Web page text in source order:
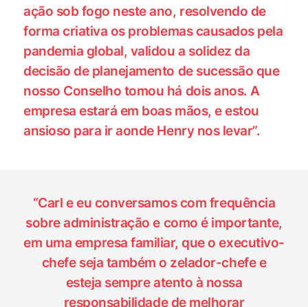
ação sob fogo neste ano, resolvendo de
forma criativa os problemas causados pela
pandemia global, validou a solidez da
decisão de planejamento de sucessão que
nosso Conselho tomou há dois anos. A
empresa estará em boas mãos, e estou
ansioso para ir aonde Henry nos levar”.
“Carl e eu conversamos com frequência
sobre administração e como é importante,
em uma empresa familiar, que o executivo-
chefe seja também o zelador-chefe e
esteja sempre atento à nossa
responsabilidade de melhorar